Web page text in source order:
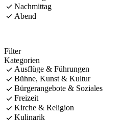
Nachmittag
Abend
Filter
Kategorien
Ausflüge & Führungen
Bühne, Kunst & Kultur
Bürgerangebote & Soziales
Freizeit
Kirche & Religion
Kulinarik